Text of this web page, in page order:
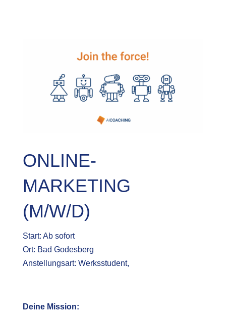
ONLINE-
MARKETING
(M/W/D)
Start: Ab sofort
Ort: Bad Godesberg
Anstellungsart: Werksstudent,
Deine Mission: